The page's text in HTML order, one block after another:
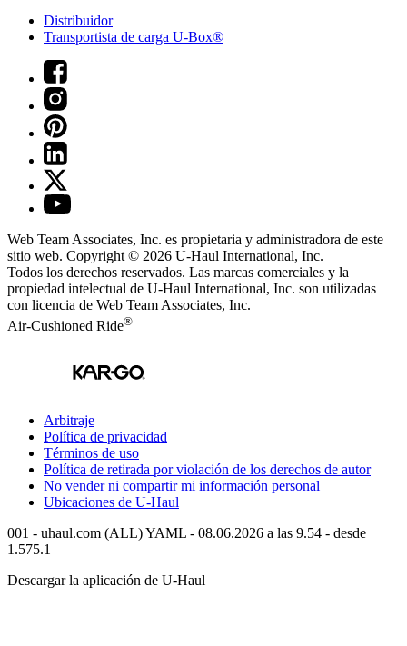
Distribuidor
Transportista de carga U-Box®
Web Team Associates, Inc. es propietaria y administradora de este
sitio web. Copyright © 2026 U-Haul International, Inc.
Todos los derechos reservados. Las marcas comerciales y la
propiedad intelectual de U-Haul International, Inc. son utilizadas
con licencia de Web Team Associates, Inc.
Air-Cushioned Ride®
Arbitraje
Política de privacidad
Términos de uso
Política de retirada por violación de los derechos de autor
No vender ni compartir mi información personal
Ubicaciones de U-Haul
001 - uhaul.com (ALL) YAML - 08.06.2026 a las 9.54 - desde
1.575.1
Descargar la aplicación de U-Haul